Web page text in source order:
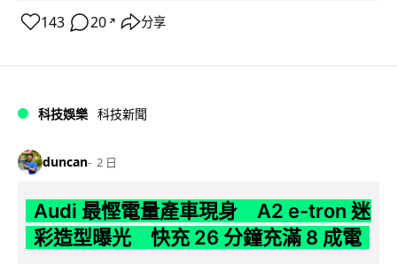
143 20 ↗ 分享
科技娛樂 科技新聞
duncan 2 日
Audi 最慳電量產車現身 A2 e-tron 迷
彩造型曝光 快充 26 分鐘充滿 8 成電